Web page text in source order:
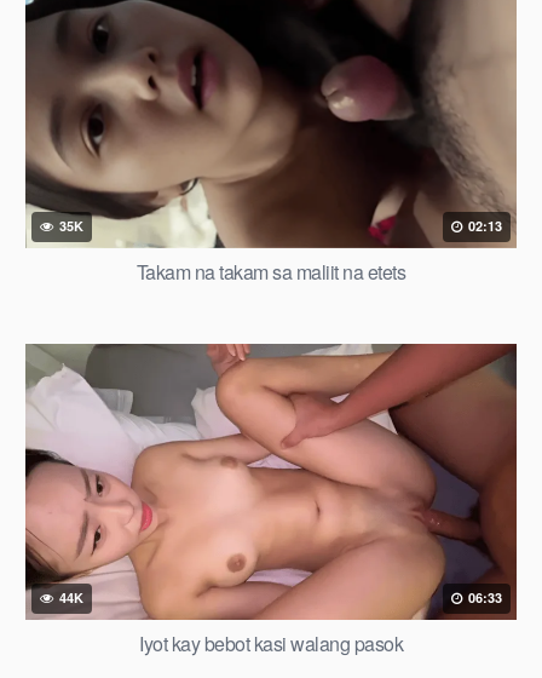
35K 02:13
Takam na takam sa maliit na etets
44K 06:33
Iyot kay bebot kasi walang pasok